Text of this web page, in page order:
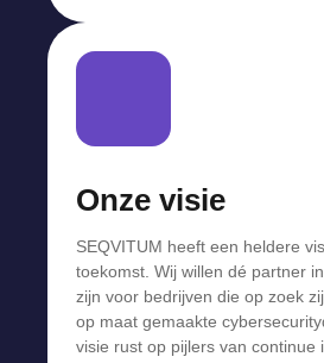
Onze visie
SEQVITUM heeft een heldere
toekomst. Wij willen dé partner
zijn voor bedrijven die op zoek
op maat gemaakte
visie rust op pijlers van continue